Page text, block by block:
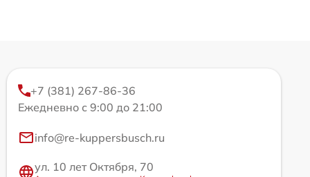
+7 (381) 267-86-36
Ежедневно с 9:00 до 21:00
info@re-kuppersbusch.ru
ул. 10 лет Октября, 70